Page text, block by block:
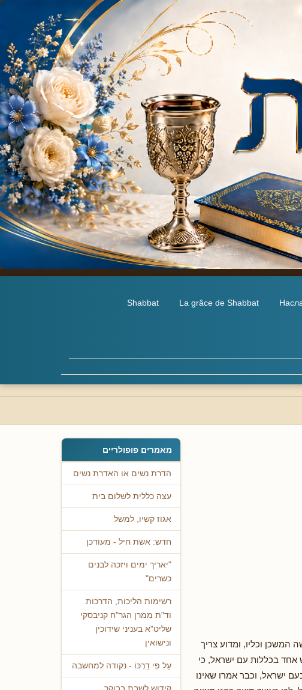
La grâce de Shabbat
Shabbat
וכליו, ומדוע צריך
אחד בכללות עם ישראל, כי
ישראל, וכבר אמרו שאינו
מאמרים פופולריים
הדרת נשים או האדרת נשים
עצה כללית לשלום בית
אגוז קשיו, למשל
חדש: אשת חיל - מעודכן
"יאריך ימים ויזכה לבנים
כשרים"
רשימות הליכות, הדרכות
וד"ת ממרן הגר"ח קניבסקי
שליט"א בעניני שידוכין
ונישואין
עַל פִּי דַרְכּוֹ - נקודה למחשבה